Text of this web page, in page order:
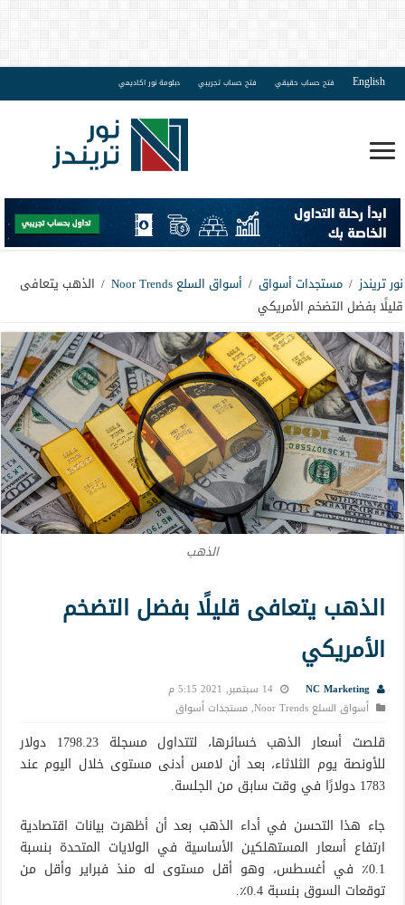
English فتح حساب حقيقي فتح حساب تجريبي دبلومة نور اكاديمي
نور تريندز / مستجدات أسواق / أسواق السلع Noor Trends / الذهب يتعافى
قليلًا بفضل التضخم الأمريكي
الذهب
الذهب يتعافى قليلًا بفضل التضخم
الأمريكي
NC Marketing
14 سبتمبر, 2021 5:15 م
أسواق السلع Noor Trends
,مستجدات أسواق
قلصت أسعار الذهب خسائرها، لتتداول مسجلة 1798.23 دولار
للأونصة يوم الثلاثاء، بعد أن لامس أدنى مستوى خلال اليوم عند
1783 دولارًا في وقت سابق من الجلسة.
جاء هذا التحسن في أداء الذهب بعد أن أظهرت بيانات اقتصادية
ارتفاع أسعار المستهلكين الأساسية في الولايات المتحدة بنسبة
0.1٪ في أغسطس، وهو أقل مستوى له منذ فبراير وأقل من
توقعات السوق بنسبة 0.4٪.